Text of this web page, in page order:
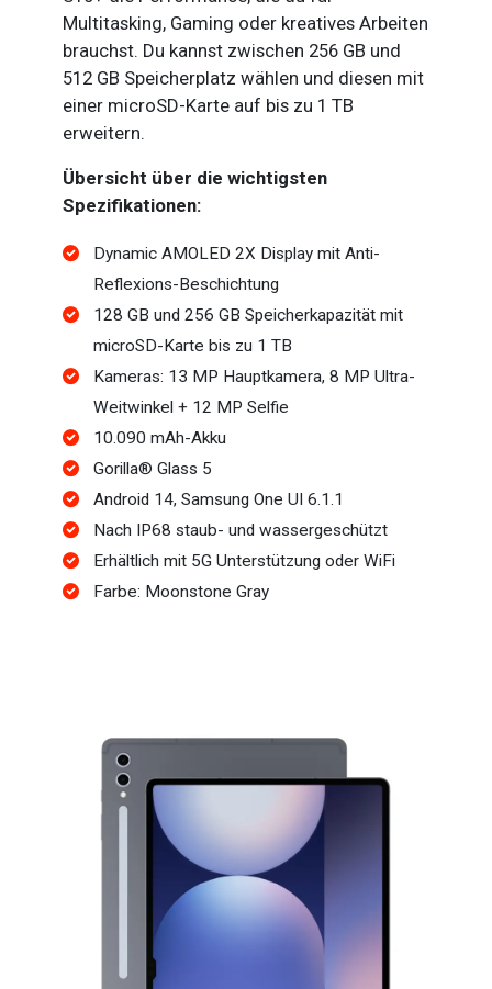
Multitasking, Gaming oder kreatives Arbeiten
brauchst. Du kannst zwischen 256 GB und
512 GB Speicherplatz wählen und diesen mit
einer microSD-Karte auf bis zu 1 TB
erweitern.
Übersicht über die wichtigsten
Spezifikationen:
Dynamic AMOLED 2X Display mit Anti-
Reflexions-Beschichtung
128 GB und 256 GB Speicherkapazität mit
microSD-Karte bis zu 1 TB
Kameras: 13 MP Hauptkamera, 8 MP Ultra-
Weitwinkel + 12 MP Selfie
10.090 mAh-Akku
Gorilla® Glass 5
Android 14, Samsung One UI 6.1.1
Nach IP68 staub- und wassergeschützt
Erhältlich mit 5G Unterstützung oder WiFi
Farbe: Moonstone Gray